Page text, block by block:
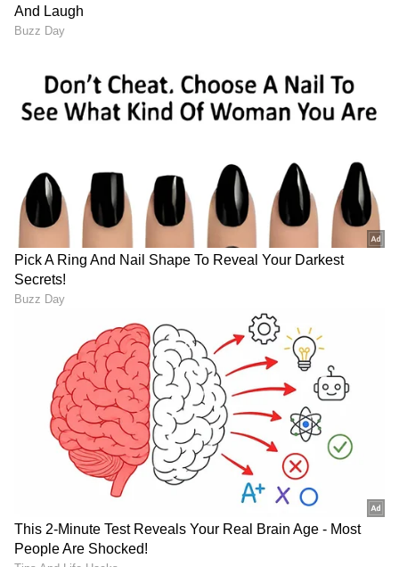
ಸಂಗಾತಿಯು ನಿಮ್ಮ ಹಿಂದಿನ ಪ್ರೇಮ ಸಂಬಂಧವನ್ನು (old
ಅವರಿಗೆ ಆ ಸಂಗತಿಯನ್ನು ಹೇಳಿ. ಆದರೆ ಯಾವುದರ
ಬಗ್ಗೆಯೂ ವಿವರವಾಗಿ ಮಾತನಾಡುವುದನ್ನು ತಪ್ಪಿಸಿ. ಏಕೆಂದರೆ
ನಿಮ್ಮಸಂಗಾತಿಯುವಿಷಯಗಳನ್ನು ಚೆನ್ನಾಗಿ
ಅರ್ಥಮಾಡಿಕೊಂಡರೆ. ಅವನು ಎಷ್ಟು ಪ್ರಬುದ್ಧನಾಗಿದ್ದಾನೆ
ಎಂದರೆ ನಿಮ್ಮ ಭೂತಕಾಲದ ಆಧಾರದ ಮೇಲೆ ನಿಮ್ಮನ್ನು
ನಿರ್ಣಯಿಸದಿದ್ದರೆ, ನಿಮ್ಮ ಹಿಂದಿನ ಸಂಬಂಧದ ಬಗ್ಗೆ ನೀವು
ಅವರ ಬಳಿ ಹೇಳಬಹುದು. ಆದರೆ ಅವರ ಅನುಕಂಪ ಗಳಿಸಲು
ಮಾತ್ರ ನೀವು ಹಳೆ ಸಂಬಂಧದ ಬಗ್ಗೆ ಹೇಳಬೇಡಿ.